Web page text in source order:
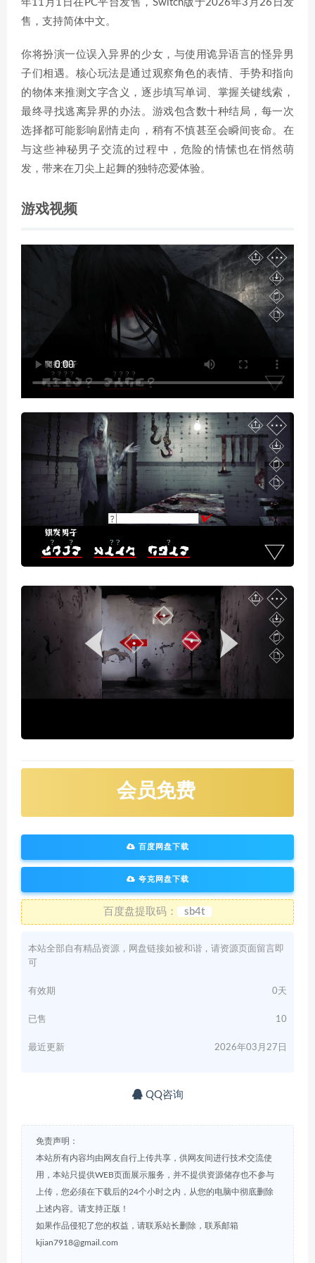
年11月1日在PC平台发售，Switch版于2026年3月26日发
售，支持简体中文。
你将扮演一位误入异界的少女，与使用诡异语言的怪异男
子们相遇。核心玩法是通过观察角色的表情、手势和指向
的物体来推测文字含义，逐步填写单词、掌握关键线索，
最终寻找逃离异界的办法。游戏包含数十种结局，每一次
选择都可能影响剧情走向，稍有不慎甚至会瞬间丧命。在
与这些神秘男子交流的过程中，危险的情愫也在悄然萌
发，带来在刀尖上起舞的独特恋爱体验。
游戏视频
会员免费
百度网盘下载
夸克网盘下载
百度盘提取码： sb4t
本站全部自有精品资源，网盘链接如被和谐，请资源页面留言即
可
有效期 0天
已售 10
最近更新 2026年03月27日
QQ咨询
免责声明：
本站所有内容均由网友自行上传共享，供网友间进行技术交流使
用，本站只提供WEB页面展示服务，并不提供资源储存也不参与
上传，您必须在下载后的24个小时之内，从您的电脑中彻底删除
上述内容。请支持正版！
如果作品侵犯了您的权益，请联系站长删除，联系邮箱
kjian7918@gmail.com